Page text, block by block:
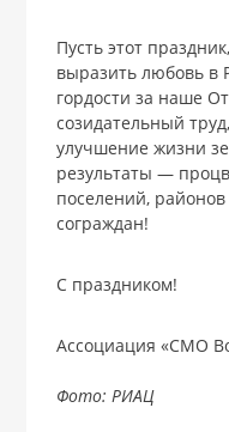
Пусть этот
выразить любовь в
гордости за наше
созидательный
улучшение жизни
результаты —
поселений,
сограждан!
С праздником!
Ассоциация «СМО
Фото: РИАЦ